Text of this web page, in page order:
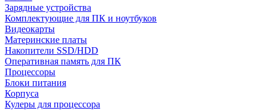
Зарядные устройства
Комплектующие для ПК и ноутбуков
Видеокарты
Материнские платы
Накопители SSD/HDD
Оперативная память для ПК
Процессоры
Блоки питания
Корпуса
Кулеры для процессора